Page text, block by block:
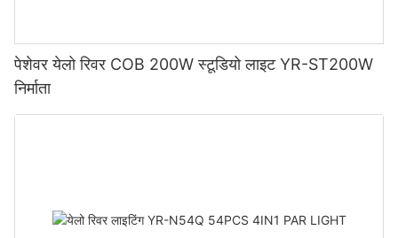
पेशेवर येलो रिवर COB 200W स्टूडियो लाइट YR-ST200W
निर्माता